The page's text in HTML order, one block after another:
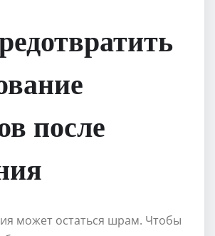
после
может остаться шрам. Чтобы